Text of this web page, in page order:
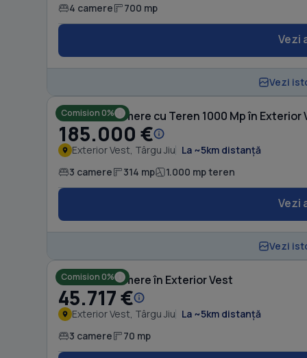
4 camere 700 mp
Vezi
Vezi
Comision 0%
Casă cu 3 camere cu Teren 1000 Mp în Exterior
185.000 €
Exterior Vest, Târgu Jiu La ~5km distanță
3 camere 314 mp 1.000 mp teren
Vezi
Vezi
Comision 0%
Casă cu 3 camere în Exterior Vest
45.717 €
Exterior Vest, Târgu Jiu La ~5km distanță
3 camere 70 mp